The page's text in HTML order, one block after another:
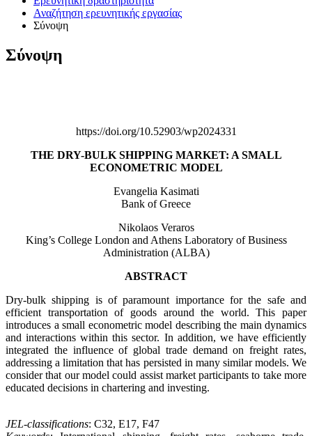
Αναζήτηση ερευνητικής εργασίας
Σύνοψη
Σύνοψη
https://doi.org/10.52903/wp2024331
THE DRY-BULK SHIPPING MARKET: A SMALL
ECONOMETRIC MODEL
Evangelia Kasimati
Bank of Greece
Nikolaos Veraros
King’s College London and Athens Laboratory of Business
Administration (ALBA)
ABSTRACT
Dry-bulk shipping is of paramount importance for the safe and
efficient transportation of goods around the world. This paper
introduces a small econometric model describing the main dynamics
and interactions within this sector. In addition, we have efficiently
integrated the influence of global trade demand on freight rates,
addressing a limitation that has persisted in many similar models. We
consider that our model could assist market participants to take more
educated decisions in chartering and investing.
JEL-classifications: C32, E17, F47